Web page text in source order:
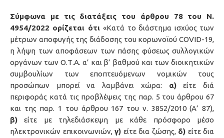
Σύμφωνα με τις διατάξεις του άρθρου 78 του Ν.
4954/2022 ορίζεται ότι«Κατά το διάστημα ισχύος των
μέτρων αποφυγής της διάδοσης του κορωνοϊού COVID-19,
η λήψη των αποφάσεων των πάσης φύσεως συλλογικών
οργάνων των Ο.Τ.Α. α’ και β’ βαθμού και των διοικητικών
συμβουλίων των εποπτευόμενων νομικών τους
προσώπων μπορεί να λαμβάνει χώρα: α)είτε διά
περιφοράς κατά τις προβλέψεις της παρ. 5 του άρθρου 67
και της παρ. 1 του άρθρου 167 του ν. 3852/2010 (Α’ 87),
β) είτε με τηλεδιάσκεψη με κάθε πρόσφορο μέσο
ηλεκτρονικών επικοινωνιών, γ) είτε δια ζώσης, δ) είτε δια